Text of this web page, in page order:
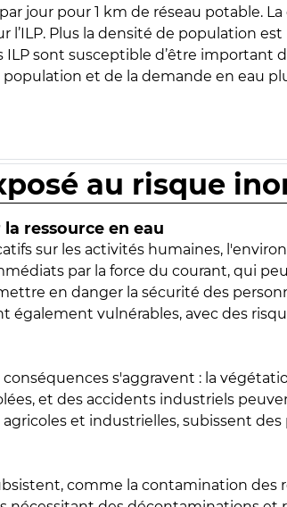
jour pour 1 km de réseau potable.
l’ILP. Plus la densité de population est
ILP sont susceptible d’être important
et de la demande en eau
au risque
ressource en eau
sur les activités humaines,
par la force du courant, qui
en danger la sécurité des
également vulnérables, avec des
s'aggravent : la
et des accidents industriels
et industrielles, subissent des
comme la contamination des